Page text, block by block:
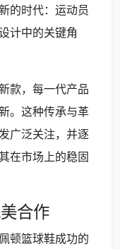
的时代：运动员
计中的关键角
款，每一代产品
。这种传承与革
广泛关注，并逐
在市场上的稳固
合作
顿篮球鞋成功的